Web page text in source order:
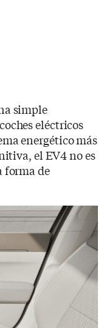
simple
eléctricos
energético más
el EV4 no es
forma de